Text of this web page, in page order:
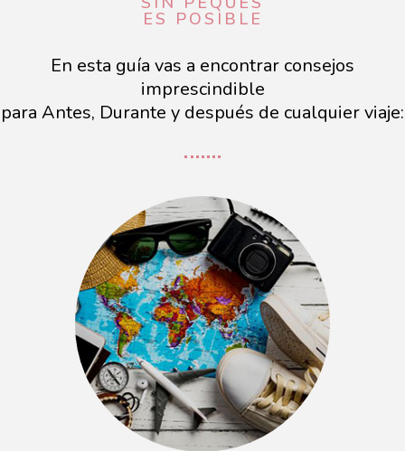
ES POSIBLE
En esta guía vas a encontrar consejos
imprescindible
para Antes, Durante y después de cualquier viaje: